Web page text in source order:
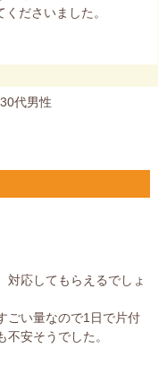
ださいました。
代男性
対応してもらえるでしょ
ごい量なので1日で片付
安そうでした。